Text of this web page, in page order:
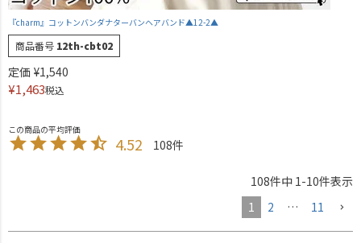
『charm』コットンバンダナターバンヘアバンド▲12-2▲
商品番号 12th-cbt02
定価 ¥1,540
¥1,463税込
4.52 108
108件中 1-10件表示
1
2 … 11